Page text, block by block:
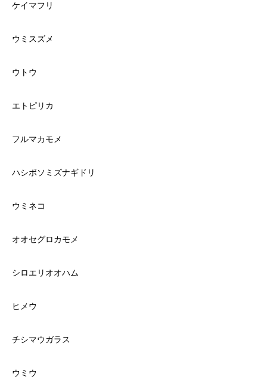
ケイマフリ
ウミスズメ
ウトウ
エトピリカ
フルマカモメ
ハシボソミズナギドリ
ウミネコ
オオセグロカモメ
シロエリオオハム
ヒメウ
チシマウガラス
ウミウ